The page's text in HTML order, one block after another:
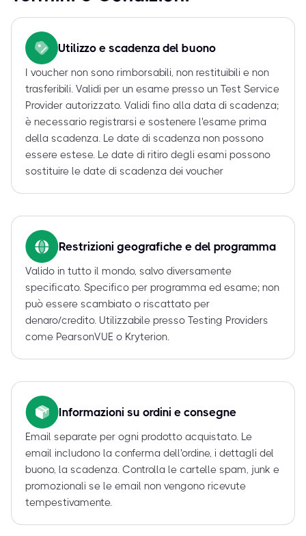
Utilizzo e scadenza del buono
I voucher non sono rimborsabili, non restituibili e non
trasferibili. Validi per un esame presso un Test Service
Provider autorizzato. Validi fino alla data di scadenza;
è necessario registrarsi e sostenere l'esame prima
della scadenza. Le date di scadenza non possono
essere estese. Le date di ritiro degli esami possono
sostituire le date di scadenza dei voucher
Restrizioni geografiche e del programma
Valido in tutto il mondo, salvo diversamente
specificato. Specifico per programma ed esame; non
può essere scambiato o riscattato per
denaro/credito. Utilizzabile presso Testing Providers
come PearsonVUE o Kryterion.
Informazioni su ordini e consegne
Email separate per ogni prodotto acquistato. Le
email includono la conferma dell'ordine, i dettagli del
buono, la scadenza. Controlla le cartelle spam, junk e
promozionali se le email non vengono ricevute
tempestivamente.